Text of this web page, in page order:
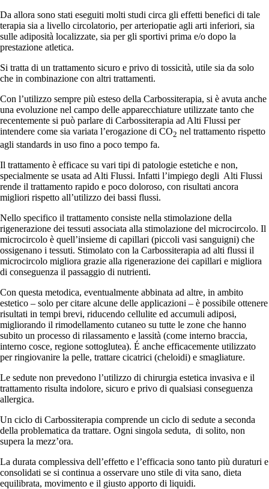
Da allora sono stati eseguiti molti studi circa gli effetti benefici di tale
terapia sia a livello circolatorio, per arteriopatie agli arti inferiori, sia
sulle adiposità localizzate, sia per gli sportivi prima e/o dopo la
prestazione atletica.
Si tratta di un trattamento sicuro e privo di tossicità, utile sia da solo
che in combinazione con altri trattamenti.
Con l’utilizzo sempre più esteso della Carbossiterapia, si è avuta anche
una evoluzione nel campo delle apparecchiature utilizzate tanto che
recentemente si può parlare di Carbossiterapia ad Alti Flussi per
intendere come sia variata l’erogazione di CO2 nel trattamento rispetto
agli standards in uso fino a poco tempo fa.
Il trattamento è efficace su vari tipi di patologie estetiche e non,
specialmente se usata ad Alti Flussi. Infatti l’impiego degli Alti Flussi
rende il trattamento rapido e poco doloroso, con risultati ancora
migliori rispetto all’utilizzo dei bassi flussi.
Nello specifico il trattamento consiste nella stimolazione della
rigenerazione dei tessuti associata alla stimolazione del microcircolo. Il
microcircolo è quell’insieme di capillari (piccoli vasi sanguigni) che
ossigenano i tessuti. Stimolato con la Carbossiterapia ad alti flussi il
microcircolo migliora grazie alla rigenerazione dei capillari e migliora
di conseguenza il passaggio di nutrienti.
Con questa metodica, eventualmente abbinata ad altre, in ambito
estetico – solo per citare alcune delle applicazioni – è possibile ottenere
risultati in tempi brevi, riducendo cellulite ed accumuli adiposi,
migliorando il rimodellamento cutaneo su tutte le zone che hanno
subito un processo di rilassamento e lassità (come interno braccia,
interno cosce, regione sottoglutea). É anche efficacemente utilizzato
per ringiovanire la pelle, trattare cicatrici (cheloidi) e smagliature.
Le sedute non prevedono l’utilizzo di chirurgia estetica invasiva e il
trattamento risulta indolore, sicuro e privo di qualsiasi conseguenza
allergica.
Un ciclo di Carbossiterapia comprende un ciclo di sedute a seconda
della problematica da trattare. Ogni singola seduta, di solito, non
supera la mezz’ora.
La durata complessiva dell’effetto e l’efficacia sono tanto più duraturi e
consolidati se si continua a osservare uno stile di vita sano, dieta
equilibrata, movimento e il giusto apporto di liquidi.